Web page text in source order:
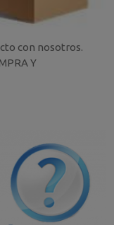
con nosotros.
Y